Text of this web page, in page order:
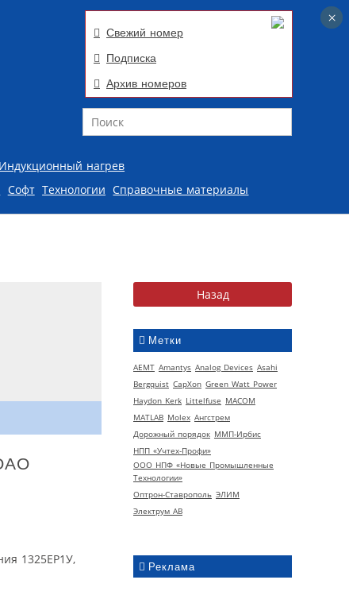
Свежий номер
Подписка
Архив номеров
Поиск
Индукционный нагрев
Софт Технологии Справочные материалы
Метки
AEMT Amantys Analog Devices Asahi
Bergquist CapXon Green Watt Power
Haydon Kerk Littelfuse MACOM
MATLAB Molex Ангстрем
Дорожный порядок ММП-Ирбис
НПП «Учтех-Профи»
ООО НПФ «Новые Промышленные
Технологии»
Оптрон-Ставрополь ЭЛИМ
Электрум АВ
Реклама
1325ЕР1У,
×
×